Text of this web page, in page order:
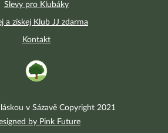
Slevy pro Klubáky
a získej Klub JJ zdarma
Kontakt
v Sázavě Copyright 2021
by Pink Future